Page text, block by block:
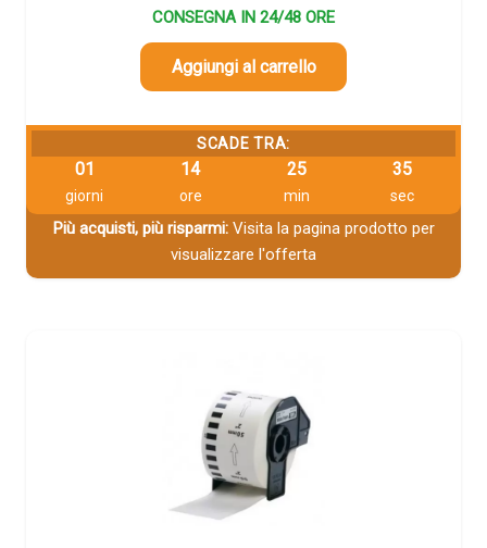
CONSEGNA IN 24/48 ORE
Aggiungi al carrello
SCADE TRA:
01
giorni
14
ore
25
min
33
sec
Più acquisti, più risparmi:Visita la pagina prodotto per
visualizzare l'offerta